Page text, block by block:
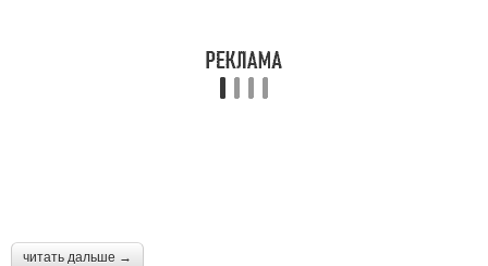
читать дальше →